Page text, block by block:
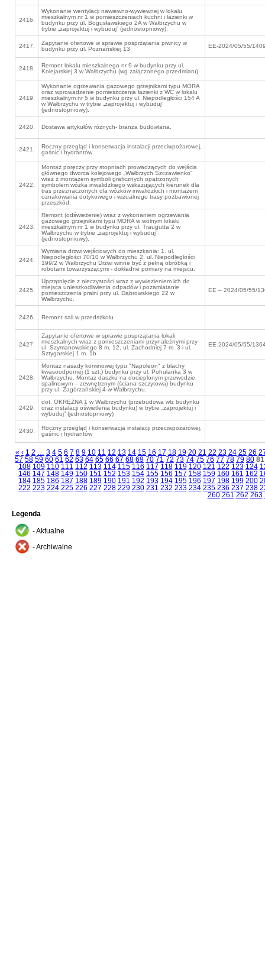
2416.
Wykonanie wentylacji nawiewno-wywiewnej w lokalu
mieszkalnym nr 1 w pomieszczeniach kuchni i łazienki w
budynku przy ul. Bogusławskiego 2A w Wałbrzychu w
trybie „zaprojektuj i wybuduj” (jednostopniowy).
2417.
Zapytanie ofertowe w sprawie posprzątania piwnicy w
budynku przy ul. Poznańskiej 13
EE-2024/05/55/
2418.
Remont lokalu mieszkalnego nr 9 w budynku przy ul.
Kolejarskiej 3 w Wałbrzychu (wg załączonego przedmiaru).
2419.
Wykonanie ogrzewania gazowego grzejnikami typu MORA
oraz wprowadzenie pomieszczenia łazienki z WC w lokalu
mieszkalnym nr 5 w budynku przy ul. Niepodległości 154 A
w Wałbrzychu w trybie „zaprojektuj i wybuduj”
(jednostopniowy).
2420. Dostawa artykułów różnych- branża budowlana.
2421.
Roczny przegląd i konserwacja instalacji przeciwpożarowej,
gaśnic i hydrantów
2422.
Montaż poręczy przy stopniach prowadzących do wejścia
głównego dworca kolejowego „Wałbrzych Szczawienko”
wraz z montażem symboli graficznych opatrzonych
symbolem wózka inwalidzkiego wskazujących kierunek dla
tras przeznaczonych dla wózków inwalidzkich i montażem
oznakowania dotykowego i wizualnego trasy pozbawionej
przeszkód.
2423.
Remont (odświeżenie) wraz z wykonaniem ogrzewania
gazowego grzejnikami typu MORA w wolnym lokalu
mieszkalnym nr 1 w budynku przy ul. Traugutta 2 w
Wałbrzychu w trybie „zaprojektuj i wybuduj”
(jednostopniowy).
2424.
Wymiana drzwi wejściowych do mieszkania: 1. ul.
Niepodległości 70/10 w Wałbrzychu 2. ul. Niepodległości
199/2 w Wałbrzychu Drzwi winne być z pełną obróbką i
robotami towarzyszącymi - dokładne pomiary na miejscu.
2425.
Uprzątnięcie z nieczystości wraz z wywiezieniem ich do
miejsca unieszkodliwienia odpadów i pozamiatanie
pomieszczenia pralni przy ul. Dąbrowskiego 22 w
Wałbrzychu.
EE – 2024/05/55/
2426. Remont sali w przedszkolu
2427.
Zapytanie ofertowe w sprawie posprzątania lokali
mieszkalnych wraz z pomieszczeniami przynależnymi przy
ul. Szymanowskiego 8 m. 12, ul. Zachodniej 7 m. 3 i ul.
Sztygarskiej 1 m. 1b
EE-2024/05/55/
2428.
Montaż nasady kominowej typu "Napoleon" z blachy
kwasoodpornej (1 szt.) budynku przy ul. Pohulanka 3 w
Wałbrzychu. Montaż daszku na docieplonym przewodzie
spalinowym – zewnętrznym (ściana szczytowa) budynku
przy ul. Zagórzańskiej 4 w Wałbrzychu.
2429.
dot. OKRĘŻNA 1 w Wałbrzychu (przebudowa wlz budynku
oraz instalacji oświetlenia budynku) w trybie „zaprojektuj i
wybuduj” (jednostopniowy)
2430.
Roczny przegląd i konserwacja instalacji przeciwpożarowej,
gaśnic i hydrantów
« ‹ 1 2 … 3 4 5 6 7 8 9 10 11 12 13 14 15 16 17 18 19 20 21 22 23 24 25 26
57 58 59 60 61 62 63 64 65 66 67 68 69 70 71 72 73 74 75 76 77 78 79 80 81
108 109 110 111 112 113 114 115 116 117 118 119 120 121 122 123 124
146 147 148 149 150 151 152 153 154 155 156 157 158 159 160 161 162
184 185 186 187 188 189 190 191 192 193 194 195 196 197 198 199 200
222 223 224 225 226 227 228 229 230 231 232 233 234 235 236 237 238
260 261 262 263
Legenda
- Aktualne
- Archiwalne